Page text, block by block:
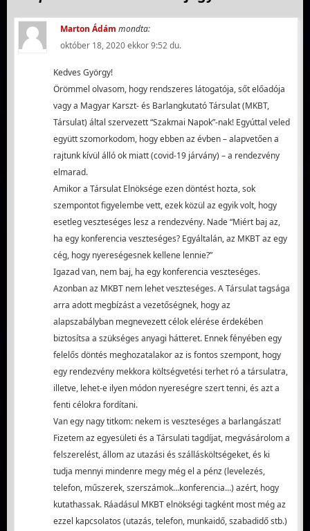
Marton Ádám mondta:
október 18, 2020 ekkor 9:52 du.
Kedves György!
Örömmel olvasom, hogy rendszeres látogatója, sőt előadója
vagy a Magyar Karszt- és Barlangkutató Társulat (MKBT,
Társulat) által szervezett “Szakmai Napok”-nak! Egyúttal veled
együtt szomorkodom, hogy ebben az évben – alapvetően a
rajtunk kívül álló ok miatt (covid-19 járvány) – a rendezvény
elmarad.
Amikor a Társulat Elnöksége ezen döntést hozta, sok
szempontot figyelembe vett, ezek közül az egyik volt, hogy
esetleg veszteséges lesz a rendezvény. Nade “Miért baj az,
ha egy konferencia veszteséges? Egyáltalán, az MKBT az egy
cég, hogy nyereségesnek kellene lennie?”
Igazad van, nem baj, ha egy konferencia veszteséges.
Azonban az MKBT nem lehet veszteséges. A Társulat tagsága
arra adott megbízást a vezetőségnek, hogy az
alapszabályban megnevezett célok elérése érdekében
biztosítsa a szükséges anyagi hátteret. Ennek fényében egy
felelős döntés meghozatalakor az is fontos szempont, hogy
egy rendezvény mekkora költségvetési terhet ró a társulatra,
illetve, lehet-e ilyen módon nyereségre szert tenni, és azt a
fenti célokra fordítani.
Van egy nagy titkom: nekem is veszteséges a barlangászat!
Fizetem az egyesületi és a Társulati tagdíjat, megvásárolom a
felszerelést, állom az utazási és szállásköltségeket, és ki
tudja mennyi mindenre megy még el a pénz (levelezés,
telefon, műszerek, szerszámok…konferencia…) azért, hogy
kutathassak. Ráadásul MKBT elnökségi tagként most még az
ezzel kapcsolatos (utazás, telefon, munkaidő, szabadidő stb.)